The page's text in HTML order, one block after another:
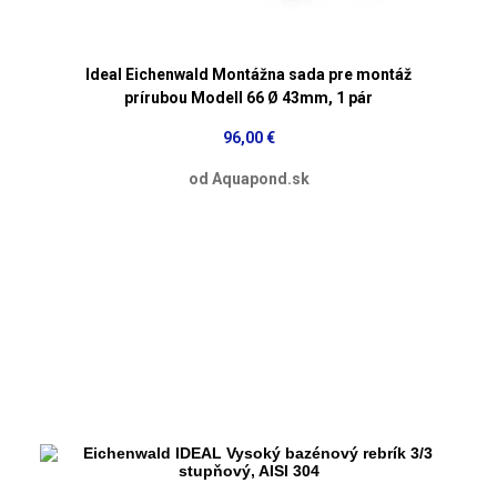
Ideal Eichenwald Montážna sada pre montáž
prírubou Modell 66 Ø 43mm, 1 pár
96,00 €
od Aquapond.sk